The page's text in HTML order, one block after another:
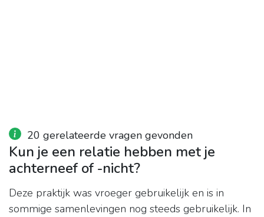
20 gerelateerde vragen gevonden
Kun je een relatie hebben met je
achterneef of -nicht?
Deze praktijk was vroeger gebruikelijk en is in
sommige samenlevingen nog steeds gebruikelijk. In